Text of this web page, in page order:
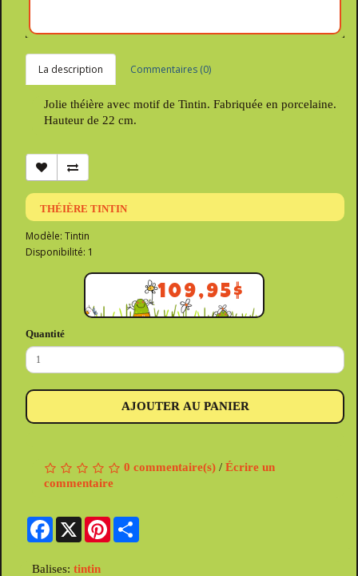
La description Commentaires (0)
Jolie théière avec motif de Tintin. Fabriquée en porcelaine.
Hauteur de 22 cm.
THÉIÈRE TINTIN
Modèle: Tintin
Disponibilité: 1
109,95$
Quantité
AJOUTER AU PANIER
0 commentaire(s) / Écrire un
commentaire
Facebook
X Pinterest
Balises: tintin